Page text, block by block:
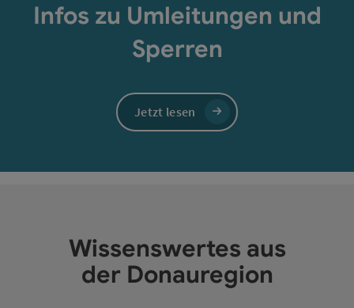
Infos zu Umleitungen und
Sperren
Jetzt lesen
Wissenswertes aus
der Donauregion